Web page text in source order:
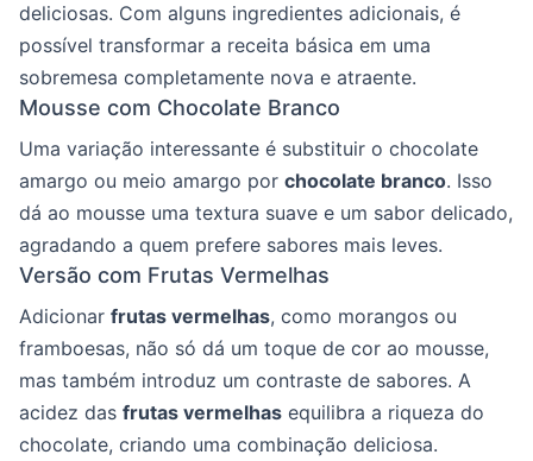
deliciosas. Com alguns ingredientes adicionais, é
possível transformar a receita básica em uma
sobremesa completamente nova e atraente.
Mousse com Chocolate Branco
Uma variação interessante é substituir o chocolate
amargo ou meio amargo por chocolate branco. Isso
dá ao mousse uma textura suave e um sabor delicado,
agradando a quem prefere sabores mais leves.
Versão com Frutas Vermelhas
Adicionar frutas vermelhas, como morangos ou
framboesas, não só dá um toque de cor ao mousse,
mas também introduz um contraste de sabores. A
acidez das frutas vermelhas equilibra a riqueza do
chocolate, criando uma combinação deliciosa.